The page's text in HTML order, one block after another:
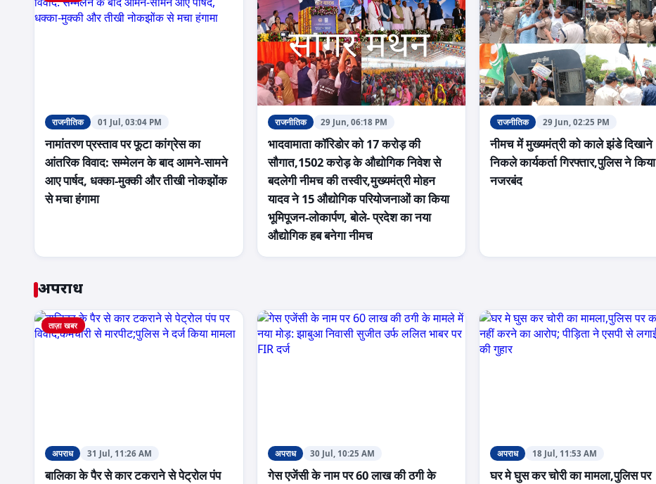
राजनीतिक 01 Jul, 03:04 PM
नामांतरण प्रस्ताव पर फूटा कांग्रेस का
आंतरिक विवाद: सम्मेलन के बाद आमने-सामने
आए पार्षद, धक्का-मुक्की और तीखी नोकझोंक
से मचा हंगामा
राजनीतिक 29 Jun, 06:18 PM
भादवामाता कॉरिडोर को 17 करोड़ की
सौगात,1502 करोड़ के औद्योगिक निवेश से
बदलेगी नीमच की तस्वीर,मुख्यमंत्री मोहन
यादव ने 15 औद्योगिक परियोजनाओं का किया
भूमिपूजन-लोकार्पण, बोले- प्रदेश का नया
औद्योगिक हब बनेगा नीमच
राजनीतिक 29 Jun, 02:25 PM
नीमच में मुख्यमंत्री को काले झंडे दिखाने
निकले कार्यकर्ता गिरफ्तार,पुलिस ने किया
नजरबंद
अपराध
ताज़ा खबर
अपराध 31 Jul, 11:26 AM
बालिका के पैर से कार टकराने से पेट्रोल पंप
अपराध 30 Jul, 10:25 AM
गेस एजेंसी के नाम पर 60 लाख की ठगी के
अपराध 18 Jul, 11:53 AM
घर मे घुस कर चोरी का मामला,पुलिस पर